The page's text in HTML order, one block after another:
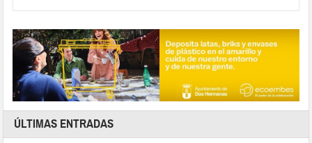
ÚLTIMAS ENTRADAS